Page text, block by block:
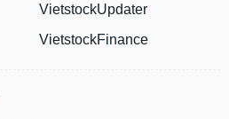
VietstockUpdater
VietstockFinance